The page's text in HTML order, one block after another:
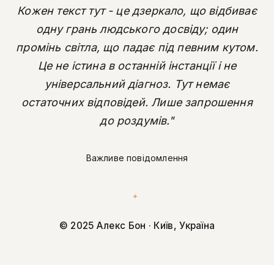
Кожен текст тут - це дзеркало, що відбиває
одну грань людського досвіду; один
промінь світла, що падає під певним кутом.
Це не істина в останній інстанції і не
універсальний діагноз. Тут немає
остаточних відповідей. Лише запрошення
до роздумів."
Важливе повідомлення
✦
© 2025 Алекс Бон · Київ, Україна